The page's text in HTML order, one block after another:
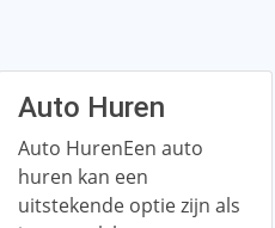
Auto Huren
Auto HurenEen auto
huren kan een
uitstekende optie zijn als